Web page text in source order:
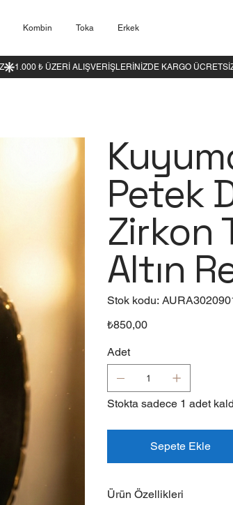
Kombin Toka Erkek
Petek
Zirkon
Altın
Stok kodu:
Stok
kodu:
Fiyat
₺850,00
Adet
Stokta sadece 1 adet
Sepete Ekle
Ürün Özellikleri